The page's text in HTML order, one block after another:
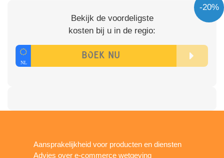
-20%
Bekijk de voordeligste
kosten bij u in de regio:
Aansprakelijkheid voor producten en diensten
Advies over e-commerce wetgeving